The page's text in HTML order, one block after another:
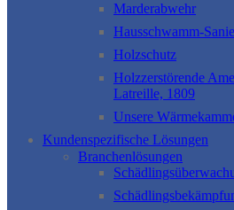
Marderabwehr
Hausschwamm-
Holzschutz
Holzzerstörende
Latreille, 1809
Unsere
Kundenspezifische Lösungen
Branchenlösungen